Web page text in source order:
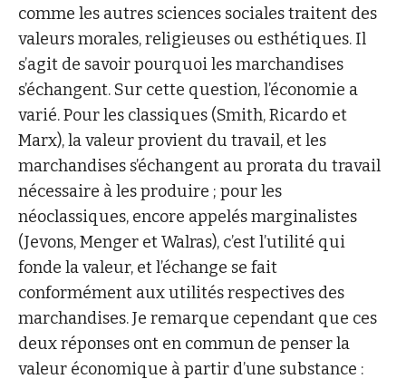
comme les autres sciences sociales traitent des
valeurs morales, religieuses ou esthétiques. Il
s’agit de savoir pourquoi les marchandises
s’échangent. Sur cette question, l’économie a
varié. Pour les classiques (Smith, Ricardo et
Marx), la valeur provient du travail, et les
marchandises s’échangent au prorata du travail
nécessaire à les produire ; pour les
néoclassiques, encore appelés marginalistes
(Jevons, Menger et Walras), c’est l’utilité qui
fonde la valeur, et l’échange se fait
conformément aux utilités respectives des
marchandises. Je remarque cependant que ces
deux réponses ont en commun de penser la
valeur économique à partir d’une substance :